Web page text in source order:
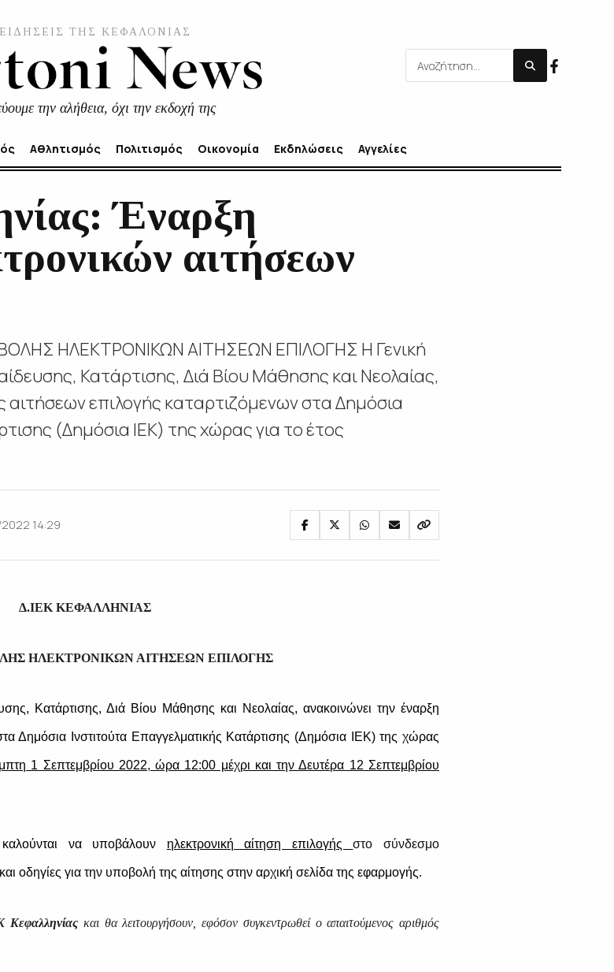
ΤΗΣ ΚΕΦΑΛΟΝΙΑΣ
την αλήθεια, όχι την εκδοχή της
Αθλητισμός Πολιτισμός Οικονομία Εκδηλώσεις Αγγελίες
Έναρξη
αιτήσεων
ΗΛΕΚΤΡΟΝΙΚΩΝ ΑΙΤΗΣΕΩΝ ΕΠΙΛΟΓΗΣ H Γενική
Κατάρτισης, Διά Βίου Μάθησης και Νεολαίας,
επιλογής καταρτιζόμενων στα Δημόσια
(Δημόσια ΙΕΚ) της χώρας για το έτος
14:29
Δ.ΙΕΚ ΚΕΦΑΛΛΗΝΙΑΣ
ΗΛΕΚΤΡΟΝΙΚΩΝ ΑΙΤΗΣΕΩΝ ΕΠΙΛΟΓΗΣ
Κατάρτισης, Διά Βίου Μάθησης και Νεολαίας, ανακοινώνει την έναρξη
Δημόσια Ινστιτούτα Επαγγελματικής Κατάρτισης (Δημόσια ΙΕΚ) της χώρας
1 Σεπτεμβρίου 2022, ώρα 12:00 μέχρι και την Δευτέρα 12 Σεπτεμβρίου
καλούνται να υποβάλουν ηλεκτρονική αίτηση επιλογήςστο σύνδεσμο
οδηγίες για την υποβολή της αίτησης στην αρχική σελίδα της εφαρμογής.
Κεφαλληνίας και θα λειτουργήσουν, εφόσον συγκεντρωθεί ο απαιτούμενος αριθμός